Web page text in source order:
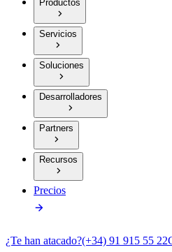
Productos
Servicios
Soluciones
Desarrolladores
Partners
Recursos
Precios
¿Te han atacado?(+34) 91 915 55 22